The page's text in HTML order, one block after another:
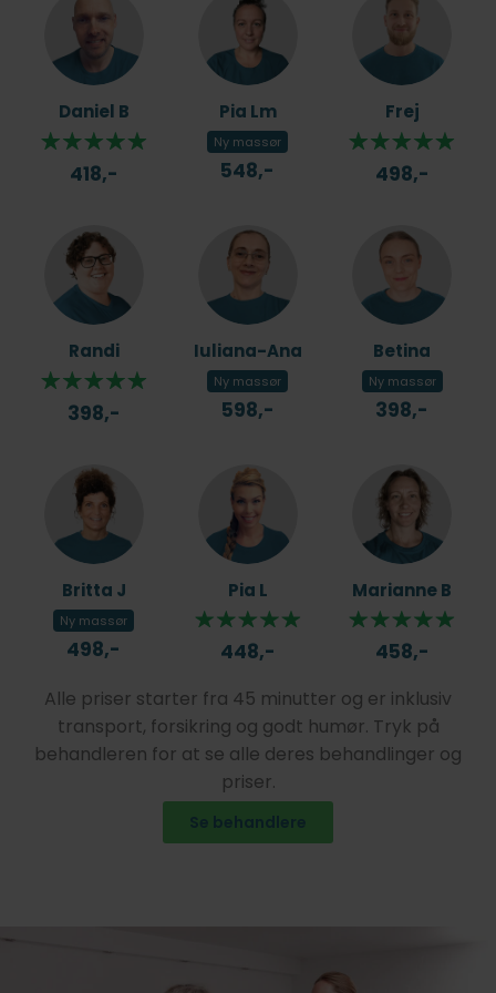
Daniel B
418,-
Pia Lm
Ny massør
548,-
Frej
498,-
Randi
398,-
Iuliana-Ana
Ny massør
598,-
Betina
Ny massør
398,-
Britta J
Ny massør
498,-
Pia L
448,-
Marianne B
458,-
Alle priser starter fra 45 minutter og er inklusiv
transport, forsikring og godt humør. Tryk på
behandleren for at se alle deres behandlinger og
priser.
Se behandlere